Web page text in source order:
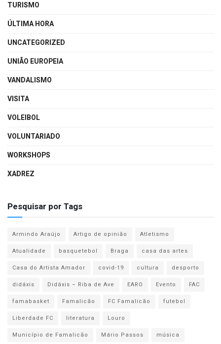
TURISMO
ÚLTIMA HORA
UNCATEGORIZED
UNIÃO EUROPEIA
VANDALISMO
VISITA
VOLEIBOL
VOLUNTARIADO
WORKSHOPS
XADREZ
Pesquisar por Tags
Armindo Araújo Artigo de opinião
Atletismo
Atualidade
basquetebol Braga
casa das artes
Casa do Artista Amador
covid-19 cultura
desporto
didáxis
Didáxis – Riba de Ave EARO Evento
FAC
famabasket
Famalicão FC Famalicão
futebol
Liberdade FC
literatura
Louro
Município de Famalicão
Mário Passos
música